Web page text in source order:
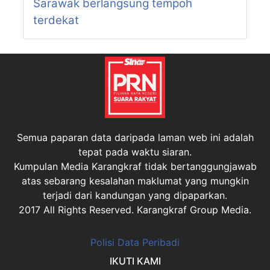
P213-N56
DALAT
P213-N57
TELLIAN
KAKUS
PELAGUS
KATIBAS
P216-N65
BELAGA
MURUM
P217-N67
JEPAK
P217-N68
TANJONG BATU
P217-N69
KEMENA
P217-N70
SAMALAJU
LAMBIR
PIASAU
Sarawak berlangsung tempoh
terdekat
Semua paparan data daripada laman web ini adalah
tepat pada waktu siaran.
Kumpulan Media Karangkraf tidak bertanggungjawab
atas sebarang kesalahan maklumat yang mungkin
terjadi dari kandungan yang dipaparkan.
2017 All Rights Reserved. Karangkraf Group Media.
Polisi Data Peribadi
IKUTI KAMI